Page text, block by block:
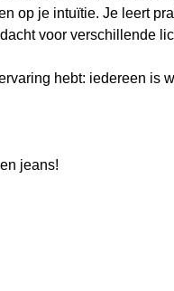
op je intuïtie. Je leert
voor verschillende
hebt: iedereen is
jeans!